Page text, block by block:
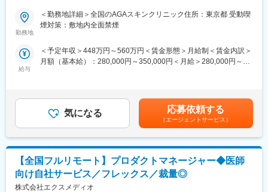
■業務内容：
全国に展開している発毛専門クリニック「AGAスキンクリニッ
※初任地に関しては、選考を通じてご希望をお伺いし、考慮した上
で決定いたします。
・クリニックスタッフの採用業務（面接など）
・受付スタッフの教育、指導、マネジメント
・本部会議への参加
・各種研修参加（年数回）
・各種トラブル対応（設備関連・クレーム）、改善対応
月に20日程度、管理している医院で勤務いたします。クリニック
の中心メンバー、将来のマネージャー候補として、ご活躍頂ける
方を募集いたします。
勤務地
＜勤務地詳細＞全国のAGAスキンクリニック住所：東京都 受動喫
煙対策：敷地内全面禁煙
給与
＜予定年収＞448万円～560万円＜賃金形態＞月給制＜賃金内訳＞
月額（基本給）：280,000円～350,000円＜月給＞280,000円～
額であり、選考を通じて上下する可能性があります。月給(月額)は
固定手当を含めた表記です。
気になる 応募依頼する
（エージェントサービス）
【全国フルリモート】プロダクトマネージャー◆医師
向け自社サービス／フレックス／裁量◎
株式会社エクスメディオ